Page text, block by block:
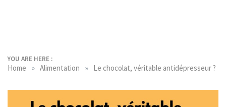
YOU ARE HERE :
Home » Alimentation » Le chocolat, véritable antidépresseur ?